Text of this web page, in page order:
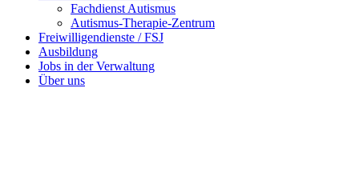
Fachdienst Autismus
Autismus-Therapie-Zentrum
Freiwilligendienste / FSJ
Ausbildung
Jobs in der Verwaltung
Über uns